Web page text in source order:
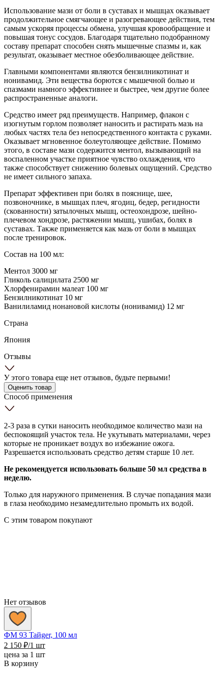
Использование мази от боли в суставах и мышцах оказывает
продолжительное смягчающее и разогревающее действия, тем
самым ускоряя процессы обмена, улучшая кровообращение и
повышая тонус сосудов. Благодаря тщательно подобранному
составу препарат способен снять мышечные спазмы и, как
результат, оказывает местное обезболивающее действие.
Главными компонентами являются бензилникотинат и
нонивамид. Эти вещества борются с мышечной болью и
спазмами намного эффективнее и быстрее, чем другие более
распространенные аналоги.
Средство имеет ряд преимуществ. Например, флакон с
изогнутым горлом позволяет наносить и растирать мазь на
любых частях тела без непосредственного контакта с руками.
Оказывает мгновенное болеутоляющее действие. Помимо
этого, в составе мази содержится ментол, вызывающий на
воспаленном участке приятное чувство охлаждения, что
также способствует снижению болевых ощущений. Средство
не имеет сильного запаха.
Препарат эффективен при болях в пояснице, шее,
позвоночнике, в мышцах плеч, ягодиц, бедер, регидности
(скованности) затылочных мышц, остеохондрозе, шейно-
плечевом хондрозе, растяжении мышц, ушибах, болях в
суставах. Также применяется как мазь от боли в мышцах
после тренировок.
Состав на 100 мл:
Ментол 3000 мг
Гликоль салицилата 2500 мг
Хлорфенирамин малеат 100 мг
Бензилникотинат 10 мг
Ванилиламид нонановой кислоты (нонивамид) 12 мг
Страна
Япония
Отзывы
У этого товара еще нет отзывов, будьте первыми!
Оценить товар
Способ применения
2-3 раза в сутки наносить необходимое количество мази на
беспокоящий участок тела. Не укутывать материалами, через
которые не проникает воздух во избежание ожога.
Разрешается использовать средство детям старше 10 лет.
Не рекомендуется использовать больше 50 мл средства в
неделю.
Только для наружного применения. В случае попадания мази
в глаза необходимо незамедлительно промыть их водой.
С этим товаром покупают
Нет отзывов
ФМ 93 Taйger, 100 мл
2 150 ₽/1 шт
цена за 1 шт
В корзину